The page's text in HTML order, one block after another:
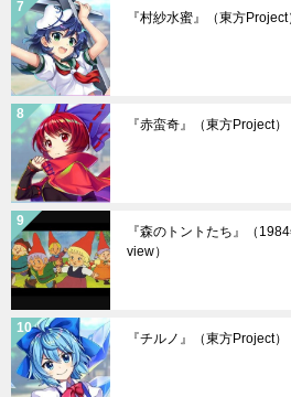
『村紗水蜜』（東方Project
『赤蛮奇』（東方Project）
『森のトントたち』（
view）
『チルノ』（東方Project）